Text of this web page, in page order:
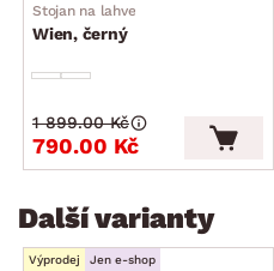
Stojan na lahve
Wien, černý
790.00 Kč
1 899.00 Kč
Další varianty
Výprodej Jen e-shop